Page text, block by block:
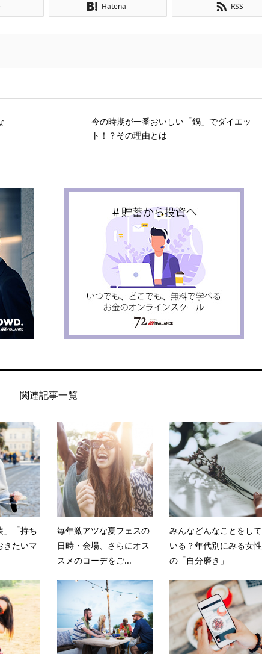
Hatena RSS
今の時期が一番おいしい「鍋」でダイエッ
ト！？その理由とは
関連記事一覧
」「持ち
きたいマ
毎年激アツな夏フェスの
日時・会場、さらにオス
スメのコーデをご...
みんなどんなことをして
いる？年代別にみる女性
の「自分磨き」